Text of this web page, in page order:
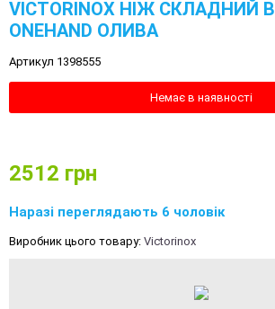
VICTORINOX НІЖ СКЛАДНИЙ
ONEHAND ОЛИВА
Артикул 1398555
Немає в наявності
2512 грн
Наразі переглядають 6 чоловік
Виробник цього товару: Victorinox